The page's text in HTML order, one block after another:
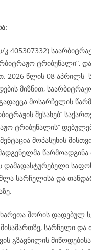
კ 405307332)
ტრიბუნალი“,
2026 წლის 08 აპრილს
მიზნით,
მოსარჩელის
შესახებ’’
ტრიბუნალის’’
მოპასუხის
წარმოადგინა
დამადასტურებელი
სარჩელისა და
შორის დადებულ
სარჩელი
გზავნილის